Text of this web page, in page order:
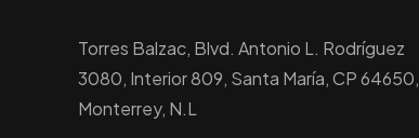
Torres Balzac, Blvd. Antonio L. Rodríguez
3080, Interior 809, Santa María, CP 64650,
Monterrey, N.L